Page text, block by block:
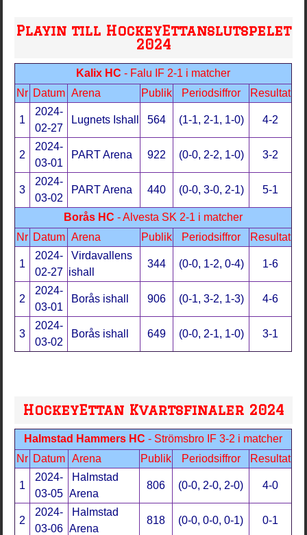
Playin till HockeyEttanslutspelet
2024
Kalix HC - Falu IF 2-1 i matcher
Nr Datum Arena Publik Periodsiffror Resultat
1
2024-
02-27
Lugnets Ishall 564 (1-1, 2-1, 1-0) 4-2
2
2024-
03-01
PART Arena 922 (0-0, 2-2, 1-0) 3-2
3
2024-
03-02
PART Arena 440 (0-0, 3-0, 2-1) 5-1
Borås HC - Alvesta SK 2-1 i matcher
Nr Datum Arena Publik Periodsiffror Resultat
1
2024-
02-27
Virdavallens
ishall
344 (0-0, 1-2, 0-4) 1-6
2
2024-
03-01
Borås ishall 906 (0-1, 3-2, 1-3) 4-6
3
2024-
03-02
Borås ishall 649 (0-0, 2-1, 1-0) 3-1
HockeyEttan Kvartsfinaler 2024
Halmstad Hammers HC - Strömsbro IF 3-2 i matcher
Nr Datum Arena Publik Periodsiffror Resultat
1
2024-
03-05
Halmstad
Arena
806 (0-0, 2-0, 2-0) 4-0
2
2024-
03-06
Halmstad
Arena
818 (0-0, 0-0, 0-1) 0-1